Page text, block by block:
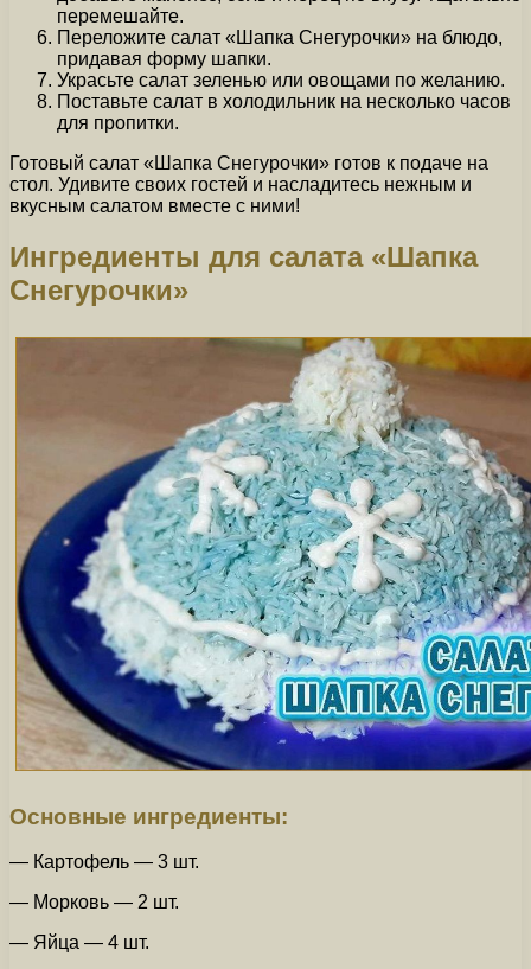
перемешайте.
Переложите салат «Шапка Снегурочки» на блюдо,
придавая форму шапки.
Украсьте салат зеленью или овощами по желанию.
Поставьте салат в холодильник на несколько часов
для пропитки.
Готовый салат «Шапка Снегурочки» готов к подаче на
стол. Удивите своих гостей и насладитесь нежным и
вкусным салатом вместе с ними!
Ингредиенты для салата «Шапка
Снегурочки»
Основные ингредиенты:
— Картофель — 3 шт.
— Морковь — 2 шт.
— Яйца — 4 шт.